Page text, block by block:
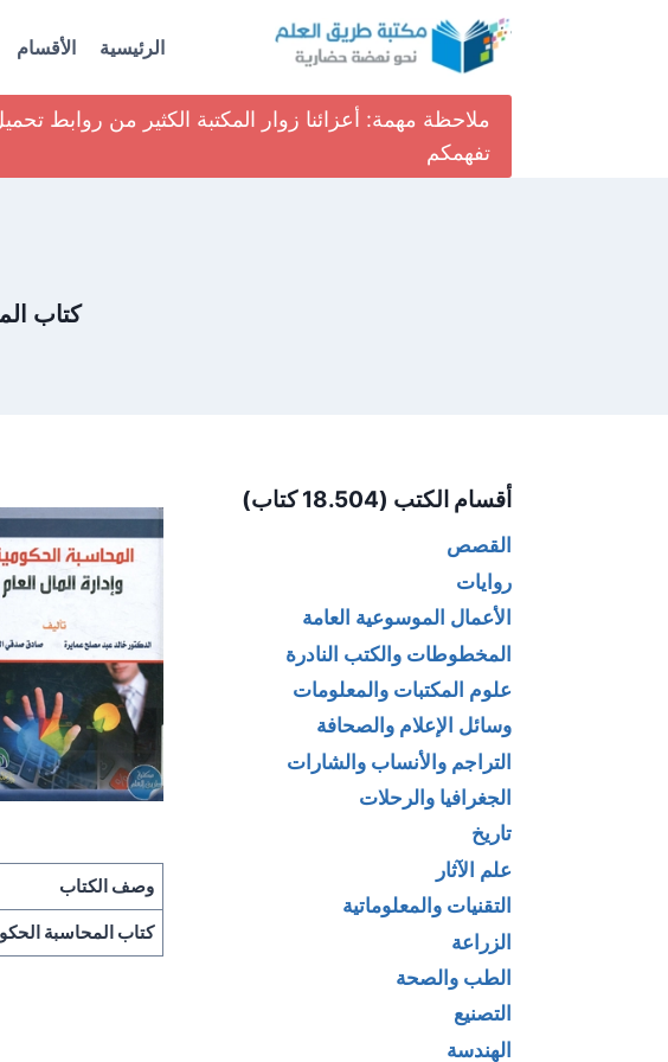
الرئيسية الأقسام
ملاحظة مهمة: أعزائنا زوار المكتبة الكثير من روابط
تفهمكم
كتاب
وصف الكتاب
كتاب المحاسبة
أقسام الكتب (18.504 كتاب)
القصص
روايات
الأعمال الموسوعية العامة
المخطوطات والكتب النادرة
علوم المكتبات والمعلومات
وسائل الإعلام والصحافة
التراجم والأنساب والشارات
الجغرافيا والرحلات
تاريخ
علم الآثار
التقنيات والمعلوماتية
الزراعة
الطب والصحة
التصنيع
الهندسة